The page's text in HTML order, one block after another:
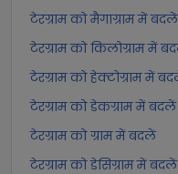
टेरग्राम को मैगाग्राम में बदलें
टेरग्राम को किलोग्राम में
टेरग्राम को हेक्टोग्राम में
टेरग्राम को डेकग्राम में बदलें
टेरग्राम को ग्राम में बदलें
टेरग्राम को डेसिग्राम में बदलें